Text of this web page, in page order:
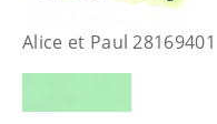
Alice et Paul 28169401